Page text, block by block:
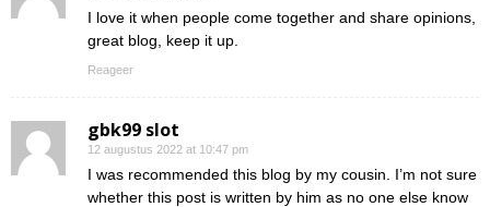
I love it when people come together and share opinions,
great blog, keep it up.
Reageer
gbk99 slot
12 augustus 2022 at 10:47 pm
I was recommended this blog by my cousin. I’m not sure
whether this post is written by him as no one else know